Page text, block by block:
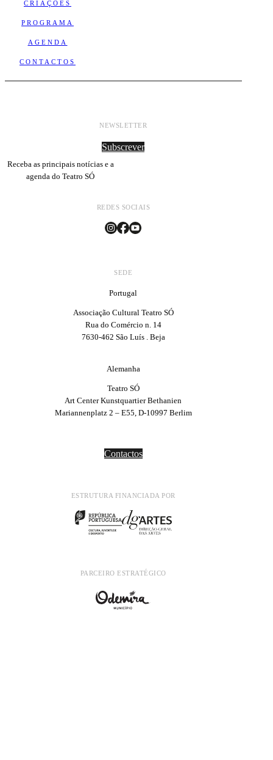
CRIAÇÕES
PROGRAMA
AGENDA
CONTACTOS
NEWSLETTER
Subscrever
Receba as principais notícias e a
agenda do Teatro SÓ
REDES SOCIAIS
SEDE
Portugal
Associação Cultural Teatro SÓ
Rua do Comércio n. 14
7630-462 São Luís . Beja
Alemanha
Teatro SÓ
Art Center Kunstquartier Bethanien
Mariannenplatz 2 – E55, D-10997 Berlim
Contactos
ESTRUTURA FINANCIADA POR
PARCEIRO ESTRATÉGICO